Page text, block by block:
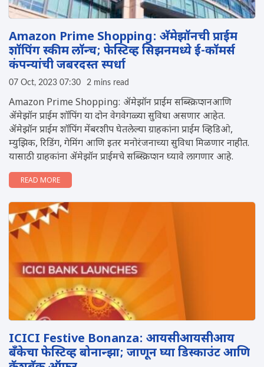
Amazon Prime Shopping: अ‍ॅमेझॉनची प्राईम
शॉपिंग स्कीम लॉन्च; फेस्टिव्ह सिझनमध्ये ई-कॉमर्स
कंपन्यांची जबरदस्त स्पर्धा
07 Oct, 2023 07:30 2 mins read
Amazon Prime Shopping: अ‍ॅमेझॉन प्राईम सब्स्क्रिप्शनआणि
अ‍ॅमेझॉन प्राईम शॉपिंग या दोन वेगवेगळ्या सुविधा असणार आहेत.
अ‍ॅमेझॉन प्राईम शॉपिंग मेंबरशीप घेतलेल्या ग्राहकांना प्राईम व्हिडिओ,
म्युझिक, रिडिंग, गेमिंग आणि इतर मनोरंजनाच्या सुविधा मिळणार नाहीत.
यासाठी ग्राहकांना अ‍ॅमेझॉन प्राईमचे सब्स्क्रिप्शन घ्यावे लागणार आहे.
READ MORE
ICICI Festive Bonanza: आयसीआयसीआय
बँकेचा फेस्टिव्ह बोनान्झा; जाणून घ्या डिस्काउंट आणि